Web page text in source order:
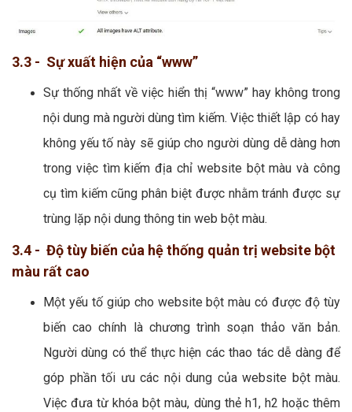
3.3 - Sự xuất hiện của “www”
Sự thống nhất về việc hiển thị “www” hay không trong
nội dung mà người dùng tìm kiếm. Việc thiết lập có hay
không yếu tố này sẽ giúp cho người dùng dễ dàng hơn
trong việc tìm kiếm địa chỉ website bột màu và công
cụ tìm kiếm cũng phân biệt được nhằm tránh được sự
trùng lặp nội dung thông tin web bột màu.
3.4 - Độ tùy biến của hệ thống quản trị website bột
màu rất cao
Một yếu tố giúp cho website bột màu có được độ tùy
biến cao chính là chương trình soạn thảo văn bản.
Người dùng có thể thực hiện các thao tác dễ dàng để
góp phần tối ưu các nội dung của website bột màu.
Việc đưa từ khóa bột màu, dùng thẻ h1, h2 hoặc thêm